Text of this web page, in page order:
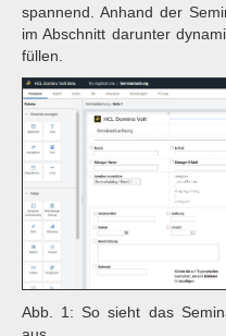
spannend. Anhand der
im Abschnitt darunter
füllen.
Abb. 1: So sieht das